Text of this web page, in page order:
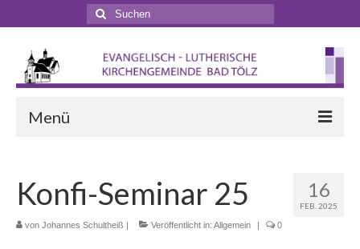
Suchen
nach:
Menü
Veranstaltungen
Terminkalender
16
FEB. 2025
Konfi-Seminar 25
von Johannes Schultheiß Veröffentlicht in: Allgemein 0